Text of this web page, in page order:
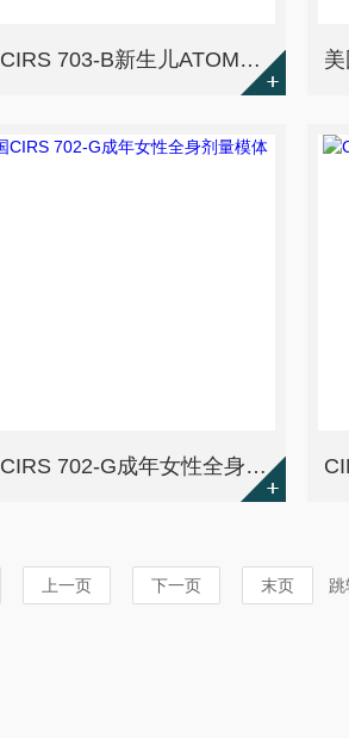
美国CIRS 703-B新生儿ATOM剂量验证模体
美国CIRS 702-G成年女性全身剂量模体
上一页 下一页 末页 跳